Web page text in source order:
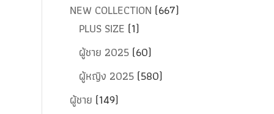
NEW COLLECTION (667)
PLUS SIZE (1)
ผู้ชาย 2025 (60)
ผู้หญิง 2025 (580)
ผู้ชาย (149)